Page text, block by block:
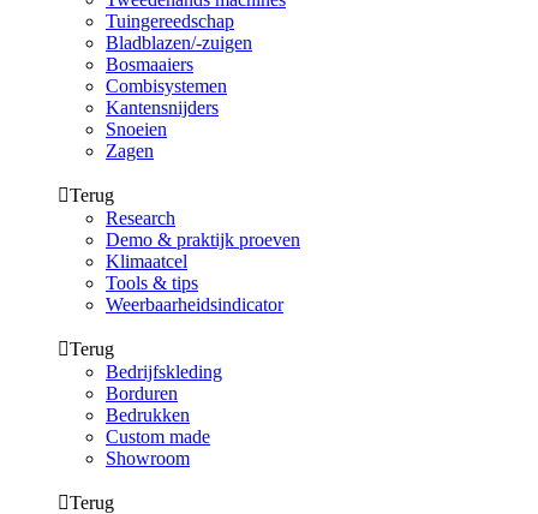
Tuingereedschap
Bladblazen/-zuigen
Bosmaaiers
Combisystemen
Kantensnijders
Snoeien
Zagen
Terug
Research
Demo & praktijk proeven
Klimaatcel
Tools & tips
Weerbaarheidsindicator
Terug
Bedrijfskleding
Borduren
Bedrukken
Custom made
Showroom
Terug